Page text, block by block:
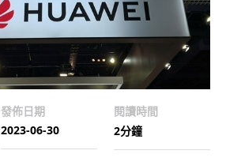
發佈日期
2023-06-30
閱讀時間
2分鐘